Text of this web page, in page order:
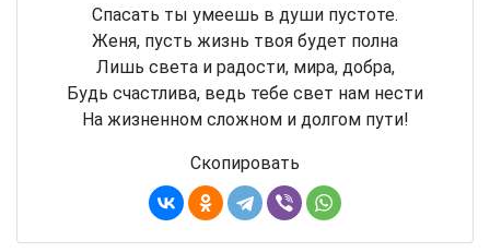
Спасать ты умеешь в души пустоте.
Женя, пусть жизнь твоя будет полна
Лишь света и радости, мира, добра,
Будь счастлива, ведь тебе свет нам нести
На жизненном сложном и долгом пути!
Скопировать